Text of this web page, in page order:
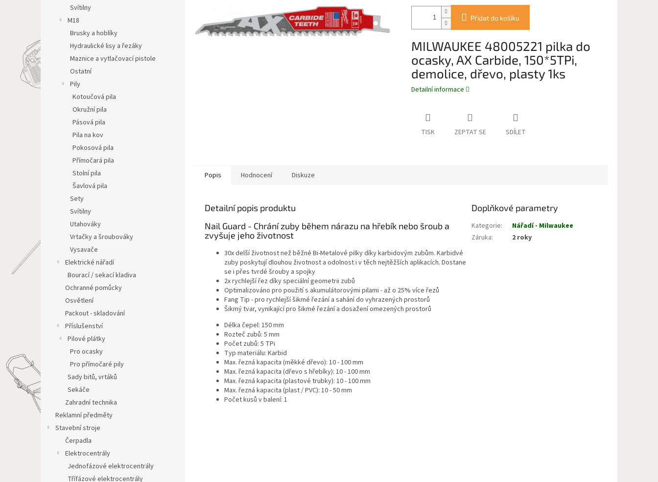
Svítilny
M18
Brusky a hoblíky
Hydraulické lisy a řezáky
Maznice a vytlačovací pistole
Ostatní
Pily
Kotoučová pila
Okružní pila
Pásová pila
Pila na kov
Pokosová pila
Přímočará pila
Stolní pila
Šavlová pila
Sety
Svítilny
Utahováky
Vrtačky a šroubováky
Vysavače
Elektrické nářadí
Bourací / sekací kladiva
Ochranné pomůcky
Osvětlení
Packout - skladování
Příslušenství
Pilové plátky
Pro ocasky
Pro přímočaré pily
Sady bitů, vrtáků
Sekáče
Zahradní technika
Reklamní předměty
Stavební stroje
Čerpadla
Elektrocentrály
Jednofázové elektrocentrály
Třífázové elektrocentrály
Přidat do košíku
MILWAUKEE 48005221 pilka do
ocasky, AX Carbide, 150*5TPi,
demolice, dřevo, plasty 1ks
Detailní informace
TISK ZEPTAT SE SDÍLET
Popis Hodnocení Diskuze
Detailní popis produktu
Nail Guard - Chrání zuby během nárazu na hřebík nebo šroub a
zvyšuje jeho životnost
30x delší životnost než běžné Bi-Metalové pilky díky karbidovým zubům. Karbidvé
zuby poskytují dlouhou životnost a odolnost i v těch nejtěžších aplikacích. Dostane
se i přes tvrdé šrouby a spojky
2x rychlejší řez díky speciální geometrii zubů
Optimalizováno pro použití s akumulátorovými pilami - až o 25% více řezů
Fang Tip - pro rychlejší šikmé řezání a sahání do vyhrazených prostorů
Šikmý tvar, vynikající pro šikmé řezání a dosažení omezených prostorů
Délka čepel: 150 mm
Rozteč zubů: 5 mm
Počet zubů: 5 TPi
Typ materiálu: Karbid
Max. řezná kapacita (měkké dřevo): 10 - 100 mm
Max. řezná kapacita (dřevo s hřebíky): 10 - 100 mm
Max. řezná kapacita (plastové trubky): 10 - 100 mm
Max. řezná kapacita (plast / PVC): 10 - 50 mm
Počet kusů v balení: 1
Doplňkové parametry
Kategorie:
Nářadí - Milwaukee
Záruka: 2 roky